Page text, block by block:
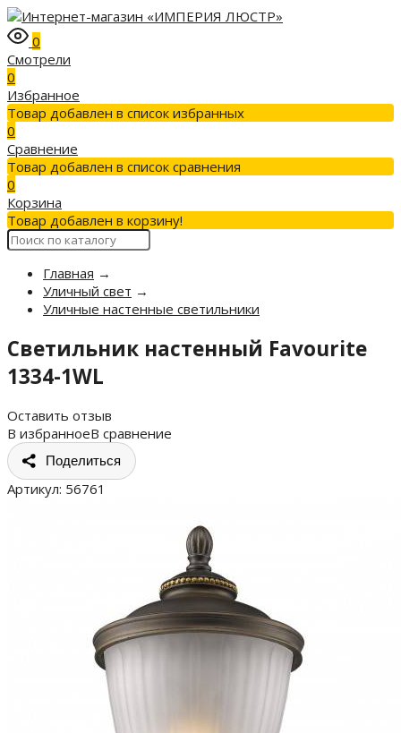
0
Смотрели
0
Избранное
Товар добавлен в список избранных
0
Сравнение
Товар добавлен в список сравнения
0
Корзина
Товар добавлен в корзину!
Главная →
Уличный свет →
Уличные настенные светильники
Светильник настенный Favourite
1334-1WL
Оставить отзыв
В избранноеВ сравнение
Поделиться
Артикул: 56761